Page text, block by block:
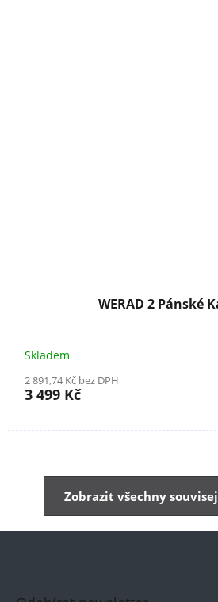
WERAD 2 Pánské
Skladem
2 891,74 Kč bez DPH
3 499 Kč
Zobrazit všechny